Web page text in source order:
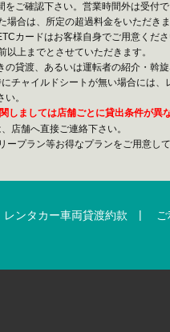
ご確認下さい。営業時間外は受付
場合は、所定の超過料金をいただきま
カードはお客様自身でご用意くださ
上までとさせていただきます。
貸渡、あるいは運転者の紹介・斡旋
チャイルドシートが無い場合には、
。
しましては店舗ごとに貸出条件が異
店舗へ直接ご連絡下さい。
ープラン等お得なプランをご用意して
レンタカー車両貸渡約款 |